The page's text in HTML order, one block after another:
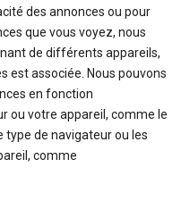
des annonces ou pour
que vous voyez, nous
de différents appareils,
est associée. Nous pouvons
en fonction
ou votre appareil, comme le
type de navigateur ou les
comme